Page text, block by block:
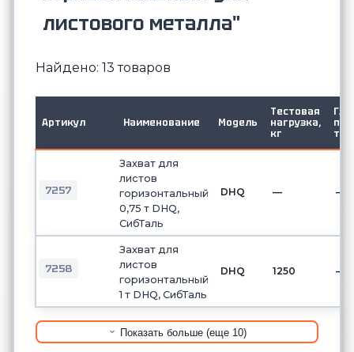
листового металла"
Найдено: 13 товаров
Артикул Наименование Модель
Тестовая
нагрузка,
кг
Г/
п,
т
7257
Захват для
листов
горизонтальный
0,75 т DHQ,
СибТаль
DHQ — —
7258
Захват для
листов
горизонтальный
1 т DHQ, СибТаль
DHQ 1250 —
Показать больше (еще 10)